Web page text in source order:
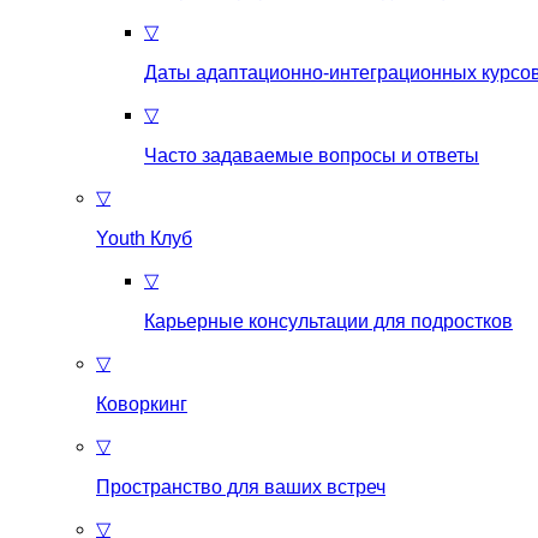
▽
Даты адаптационно-интеграционных
▽
Часто задаваемые вопросы и ответы
▽
Youth Клуб
▽
Карьерные консультации для подростков
▽
Коворкинг
▽
Пространство для ваших встреч
▽